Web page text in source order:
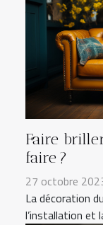
Faire
faire ?
27 octobre
La décoration
l’installation et